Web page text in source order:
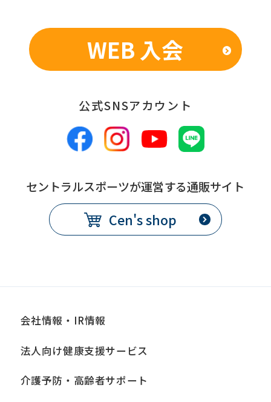
We
ask
that
fully
understand
this
using
the
service.
WEB 入会
公式SNSアカウント
セントラルスポーツが運営する通販サイト
Cen's shop
会社情報・IR情報
法人向け健康支援サービス
介護予防・高齢者サポート